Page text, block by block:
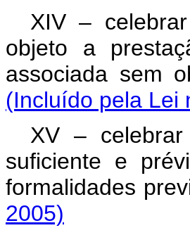
XIV –
objeto a
associada
(Incluído pela Lei
XV –
suficiente e
formalidades
2005)